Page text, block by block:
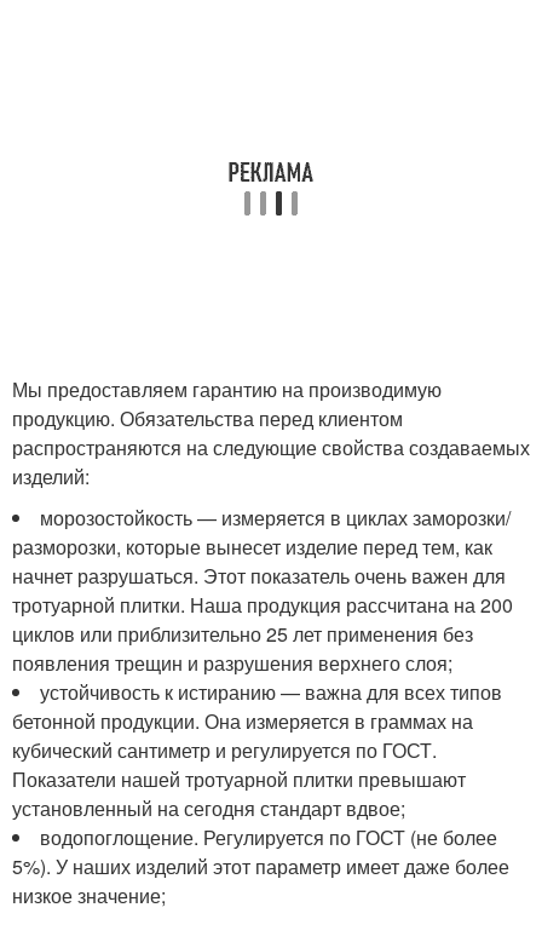
Мы предоставляем гарантию на производимую
продукцию. Обязательства перед клиентом
распространяются на следующие свойства создаваемых
изделий:
морозостойкость — измеряется в циклах заморозки/
разморозки, которые вынесет изделие перед тем, как
начнет разрушаться. Этот показатель очень важен для
тротуарной плитки. Наша продукция рассчитана на 200
циклов или приблизительно 25 лет применения без
появления трещин и разрушения верхнего слоя;
устойчивость к истиранию — важна для всех типов
бетонной продукции. Она измеряется в граммах на
кубический сантиметр и регулируется по ГОСТ.
Показатели нашей тротуарной плитки превышают
установленный на сегодня стандарт вдвое;
водопоглощение. Регулируется по ГОСТ (не более
5%). У наших изделий этот параметр имеет даже более
низкое значение;